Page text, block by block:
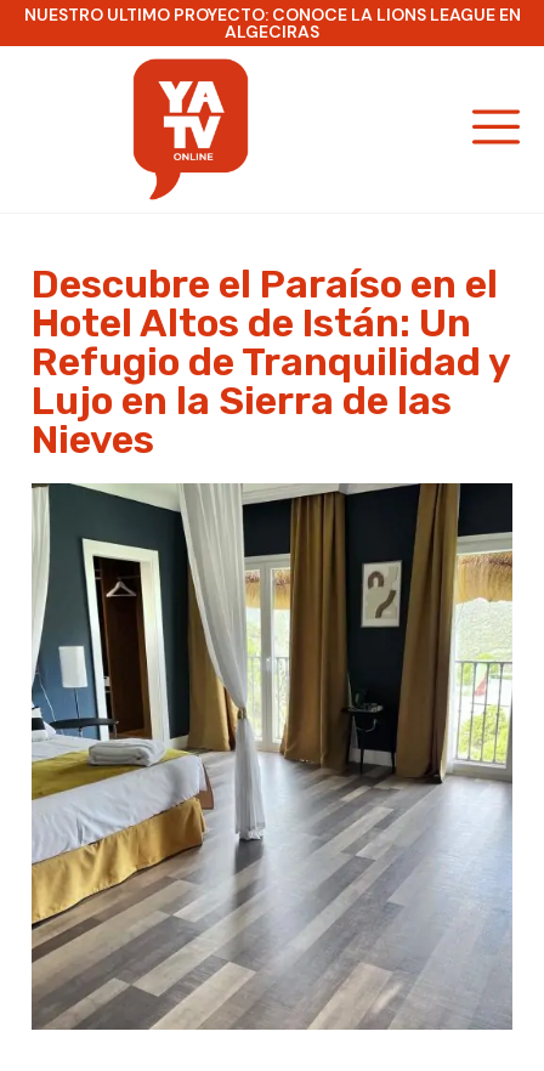
NUESTRO ULTIMO PROYECTO: CONOCE LA LIONS LEAGUE EN
ALGECIRAS
Descubre el Paraíso en el
Hotel Altos de Istán: Un
Refugio de Tranquilidad y
Lujo en la Sierra de las
Nieves